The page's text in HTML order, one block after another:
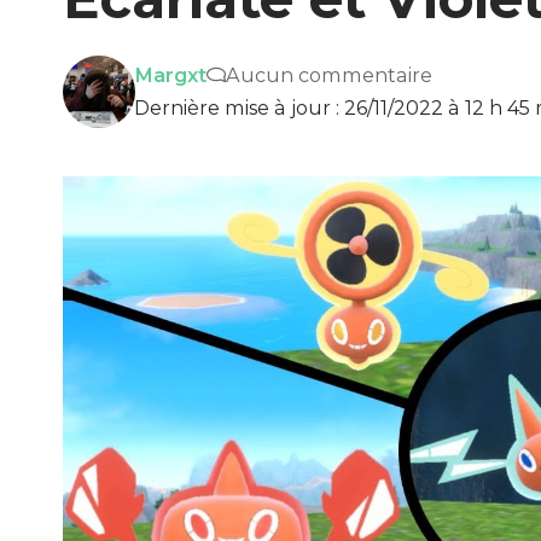
Dernière mise à jour : 26/11/2022 à 12 h 45
Margxt Aucun commentaire